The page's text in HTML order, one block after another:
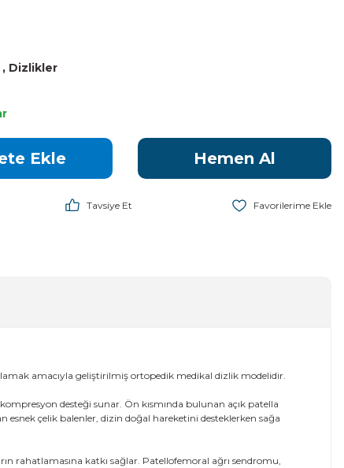
, Dizlikler
Ekle Hemen Al
Tavsiye Et
amacıyla geliştirilmiş ortopedik medikal dizlik modelidir.
desteği sunar. Ön kısmında bulunan açık patella
esnek çelik balenler, dizin doğal hareketini desteklerken sağa
rahatlamasına katkı sağlar. Patellofemoral ağrı sendromu,